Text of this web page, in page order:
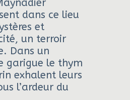
dans ce lieu
et
un terroir
Dans un
garigue le thym
exhalent leurs
l’ardeur du